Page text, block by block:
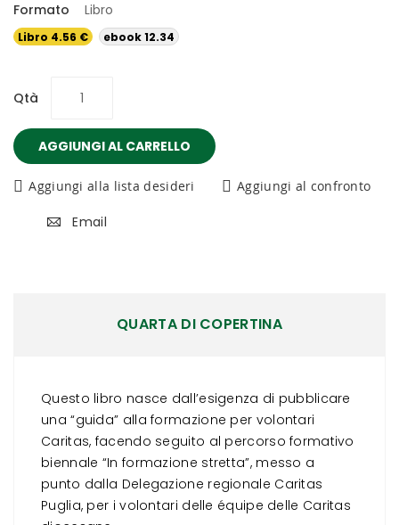
Formato Libro
Libro 4.56 €
ebook 12.34
Qtà
AGGIUNGI AL CARRELLO
Aggiungi alla lista desideri Aggiungi al confronto
Email
QUARTA DI COPERTINA
Questo libro nasce dall’esigenza di pubblicare
una “guida” alla formazione per volontari
Caritas, facendo seguito al percorso formativo
biennale “In formazione stretta”, messo a
punto dalla Delegazione regionale Caritas
Puglia, per i volontari delle équipe delle Caritas